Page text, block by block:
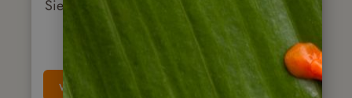
Sie, warum!
weiterlesen